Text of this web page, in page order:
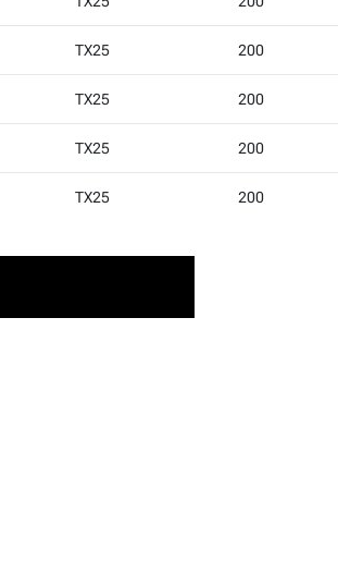
TX25 200
TX25 200
TX25 200
TX25 200